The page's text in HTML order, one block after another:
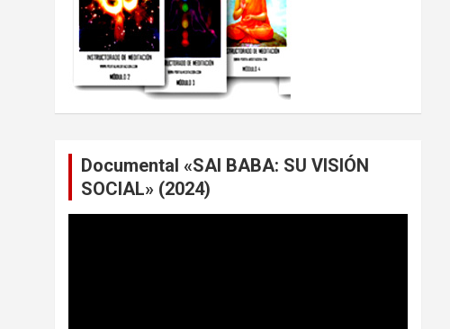
Documental «SAI BABA: SU VISIÓN
SOCIAL» (2024)